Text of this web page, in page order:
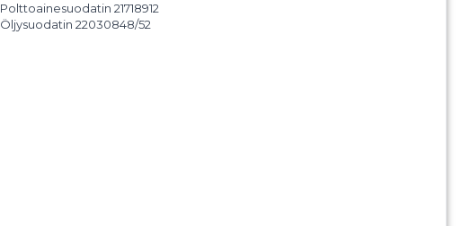
Polttoainesuodatin 21718912
Öljysuodatin 22030848/52